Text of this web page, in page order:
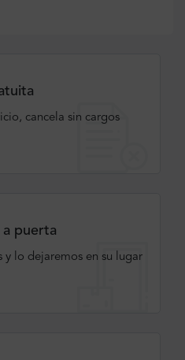
cancela sin cargos
puerta
y lo dejaremos en su lugar